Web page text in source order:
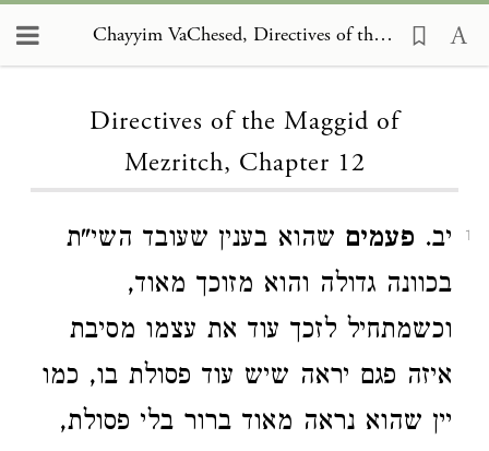
Chayyim VaChesed, Directives of the Maggid of Mezritch 12
Directives of the Maggid of
Mezritch, Chapter 12
1 יב. פעמים שהוא בענין שעובד השי"ת
בכוונה גדולה והוא מזוכך מאוד,
וכשמתחיל לזכך עוד את עצמו מסיבת
איזה פגם יראה שיש עוד פסולת בו, כמו
יין שהוא נראה מאוד ברור בלי פסולת,